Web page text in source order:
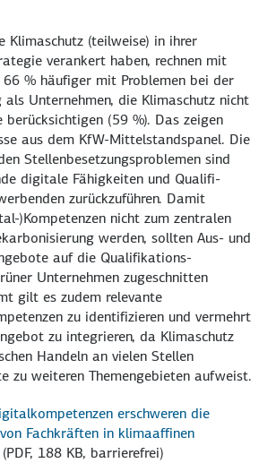
Klimaschutz (teilweise) in ihrer
verankert haben, rechnen mit
66 % häufiger mit Problemen bei der
als Unternehmen, die Klimaschutz nicht
(59 %). Das zeigen
aus dem KfW-Mittelstands­panel. Die
Stellenbesetzungs­problemen sind
digitale Fähigkeiten und Qualifi­
zurückzuführen. Damit
)Kompetenzen nicht zum zentralen
werden, sollten Aus- und
auf die Qualifikations­
Unternehmen zugeschnitten
gilt es zudem relevante
zu identifizieren und vermehrt
zu integrieren, da Klimaschutz
Handeln an vielen Stellen
zu weiteren Themen­gebieten aufweist.
erschweren die
Fachkräften in klimaaffinen
(PDF, 188 KB, barrierefrei)